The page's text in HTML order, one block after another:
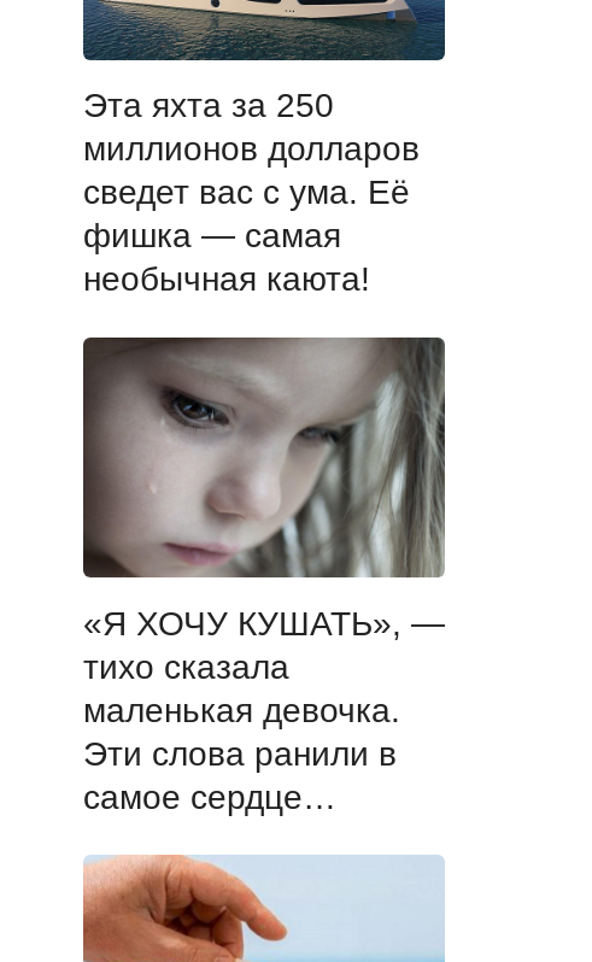
Эта яхта за 250
миллионов долларов
сведет вас с ума. Её
фишка — самая
необычная каюта!
«Я ХОЧУ КУШАТЬ», —
тихо сказала
маленькая девочка.
Эти слова ранили в
самое сердце…